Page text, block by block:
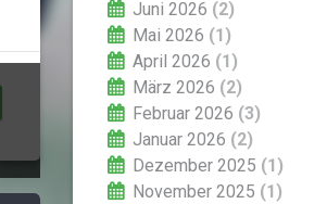
Juni 2026 (2)
Mai 2026 (1)
April 2026 (1)
März 2026 (2)
Februar 2026 (3)
Januar 2026 (2)
Dezember 2025 (1)
November 2025 (1)